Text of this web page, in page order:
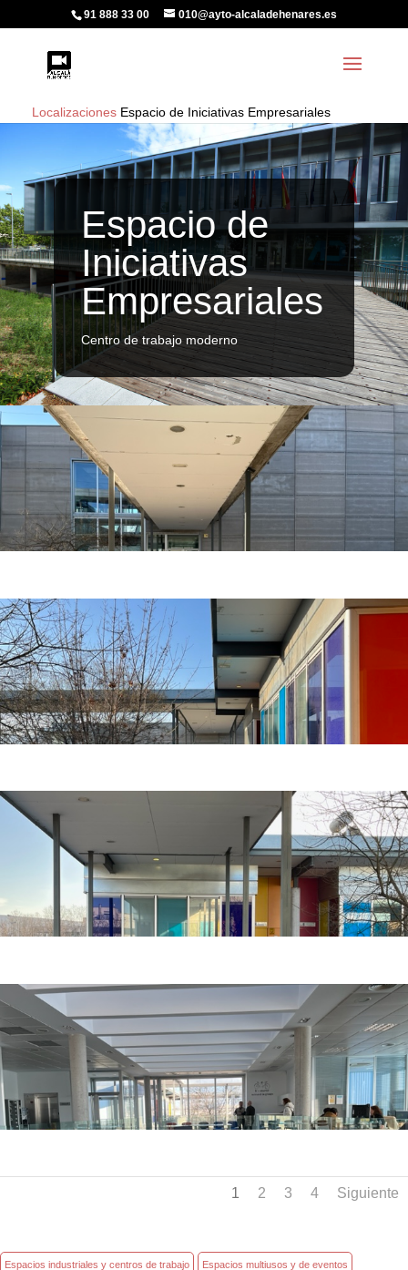
91 888 33 00 010@ayto-alcaladehenares.es
Localizaciones Espacio de Iniciativas Empresariales
Espacio de
Iniciativas
Empresariales
Centro de trabajo moderno
1 2 3 4 Siguiente
Espacios industriales y centros de trabajo Espacios multiusos y de eventos